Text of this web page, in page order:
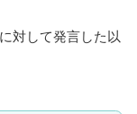
対して発言した以